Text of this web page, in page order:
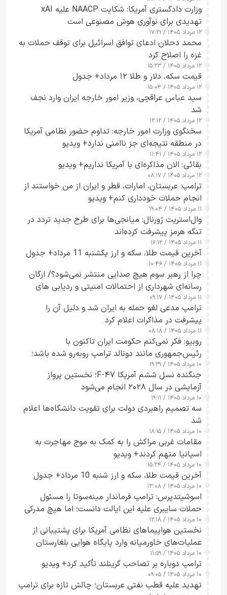
وزارت دادگستری آمریکا: شکایت NAACP علیه xAI
تهدیدی برای نوآوری هوش مصنوعی است
۱۲ مرداد ۱۴۰۵ / ۱۷:۲۱
محمد دحلان ادعای توافق اسرائیل برای توقف حملات به
غزه را اصلاح کرد
۱۲ مرداد ۱۴۰۵ / ۱۵:۲۳
قیمت سکه، دلار و طلا ۱۲ مرداد+ جدول
۱۲ مرداد ۱۴۰۵ / ۱۵:۰۴
سید عباس عراقچی، وزیر امور خارجه ایران وارد نجف
شد
۱۲ مرداد ۱۴۰۵ / ۱۲:۱۲
سخنگوی وزارت امور خارجه: تداوم حضور نظامی آمریکا
در منطقه نتیجه‌ای جز ناامنی ندارد+ ویدیو
۱۲ مرداد ۱۴۰۵ / ۱۱:۴۱
بقائی: الان مذاکره‌ای با آمریکا نداریم+ ویدیو
۱۲ مرداد ۱۴۰۵ / ۰۸:۱۷
ترامپ: عربستان، امارات، قطر و ایران از من خواستند از
انجام حملات خودداری کنم+ ویدیو
۱۱ مرداد ۱۴۰۵ / ۱۹:۰۴
وال‌استریت ژورنال: میانجی‌ها برای طرح جدید تردد در
تنگه هرمز پیشرفت کرده‌اند
۱۱ مرداد ۱۴۰۵ / ۱۶:۱۲
آخرین قیمت طلا، سکه و ارز یکشنبه 11 مرداد+ جدول
۱۱ مرداد ۱۴۰۵ / ۱۰:۴۶
چرا از رهبر سوم هیچ صدایی منتشر نمی‌شود؟/ ارگان
رسانه‌ای شهرداری از احتمالات امنیتی و ردیابی های
جاسوسی گفت
۱۱ مرداد ۱۴۰۵ / ۰۹:۱۷
ترامپ مدعی لغو حمله به ایران شد و دلیل آن را
پیشرفت در مذاکرات اعلام کرد
۱۱ مرداد ۱۴۰۵ / ۰۸:۱۸
روبیو: فکر نمی‌کنم حکومت ایران تاکنون با
رئیس‌جمهوری مانند دونالد ترامپ روبه‌رو شده باشد؛
کسی که واقعاً دست به اقدام می‌زند
۱۰ مرداد ۱۴۰۵ / ۱۹:۲۹
جنگنده نسل ششم آمریکا F-۴۷؛ نخستین پرواز
آزمایشی در سال ۲۰۲۸ انجام می‌شود
۱۰ مرداد ۱۴۰۵ / ۱۹:۱۱
سه تصمیم راهبردی دولت برای تقویت دانشگاه‌ها اعلام
شد
۱۰ مرداد ۱۴۰۵ / ۱۸:۱۵
مقامات غربی مراکش را به کمک به موج مهاجرت به
اسپانیا متهم کردند+ ویدیو
۱۰ مرداد ۱۴۰۵ / ۱۵:۲۴
آخرین قیمت طلا، سکه و ارز شنبه 10 مرداد+ جدول
۱۰ مرداد ۱۴۰۵ / ۱۳:۰۸
اسوشیتدپرس: ترامپ فرماندار مینه‌سوتا را مسئول
حملات سایبری علیه این ایالت دانست؛ اما هیچ مدرکی
ارائه نکرد
۱۰ مرداد ۱۴۰۵ / ۱۲:۱۸
نخستین هواپیماهای نظامی آمریکا برای پشتیبانی از
عملیات‌های خاورمیانه وارد پایگاه هوایی بلغارستان
شدند
۱۰ مرداد ۱۴۰۵ / ۱۱:۵۹
ترامپ دوباره بر تصاحب گرینلند تأکید کرد+ ویدیو
۱۰ مرداد ۱۴۰۵ / ۰۹:۰۵
تهدید علیه قطب نفتی عربستان؛ چالش تازه برای ترامپ